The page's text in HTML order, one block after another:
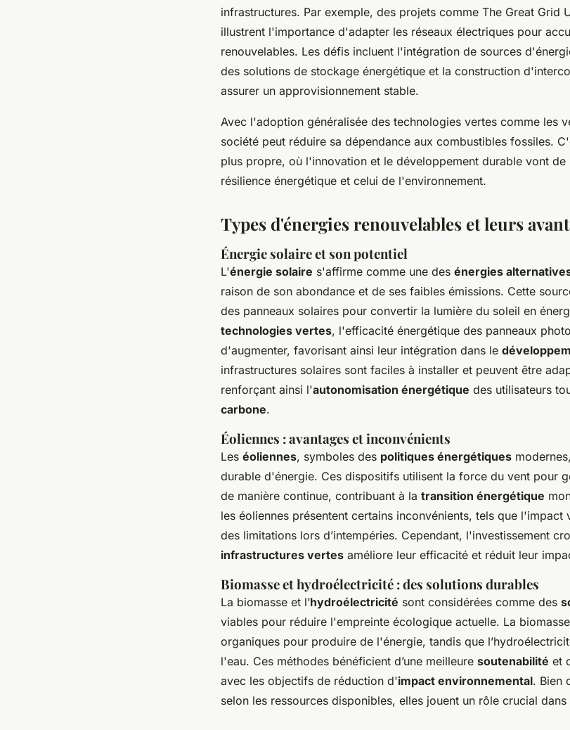
infrastructures. Par exemple, des projets comme The Great Grid
illustrent l'importance d'adapter les réseaux électriques pour
renouvelables. Les défis incluent l'intégration de sources
des solutions de stockage énergétique et la construction
assurer un approvisionnement stable.
Avec l'adoption généralisée des technologies vertes comme les
société peut réduire sa dépendance aux combustibles fossiles.
plus propre, où l'innovation et le développement durable vont de
résilience énergétique et celui de l'environnement.
Types d'énergies renouvelables et leurs
Énergie solaire et son potentiel
L'énergie solaire s'affirme comme une des énergies
raison de son abondance et de ses faibles émissions. Cette
des panneaux solaires pour convertir la lumière du soleil en
technologies vertes, l'efficacité énergétique des panneaux
d'augmenter, favorisant ainsi leur intégration dans le
infrastructures solaires sont faciles à installer et peuvent être
renforçant ainsi l'autonomisation énergétique des utilisateurs
carbone.
Éoliennes : avantages et inconvénients
Les éoliennes, symboles des politiques énergétiques
durable d'énergie. Ces dispositifs utilisent la force du vent pour
de manière continue, contribuant à la transition énergétique
les éoliennes présentent certains inconvénients, tels que l'impact
des limitations lors d’intempéries. Cependant, l'investissement
infrastructures vertes améliore leur efficacité et réduit leur
Biomasse et hydroélectricité : des solutions durables
La biomasse et l’hydroélectricité sont considérées comme des
viables pour réduire l'empreinte écologique actuelle. La
organiques pour produire de l'énergie, tandis que
l'eau. Ces méthodes bénéficient d’une meilleure soutenabilité et
avec les objectifs de réduction d'impact environnemental. Bien
selon les ressources disponibles, elles jouent un rôle crucial dans